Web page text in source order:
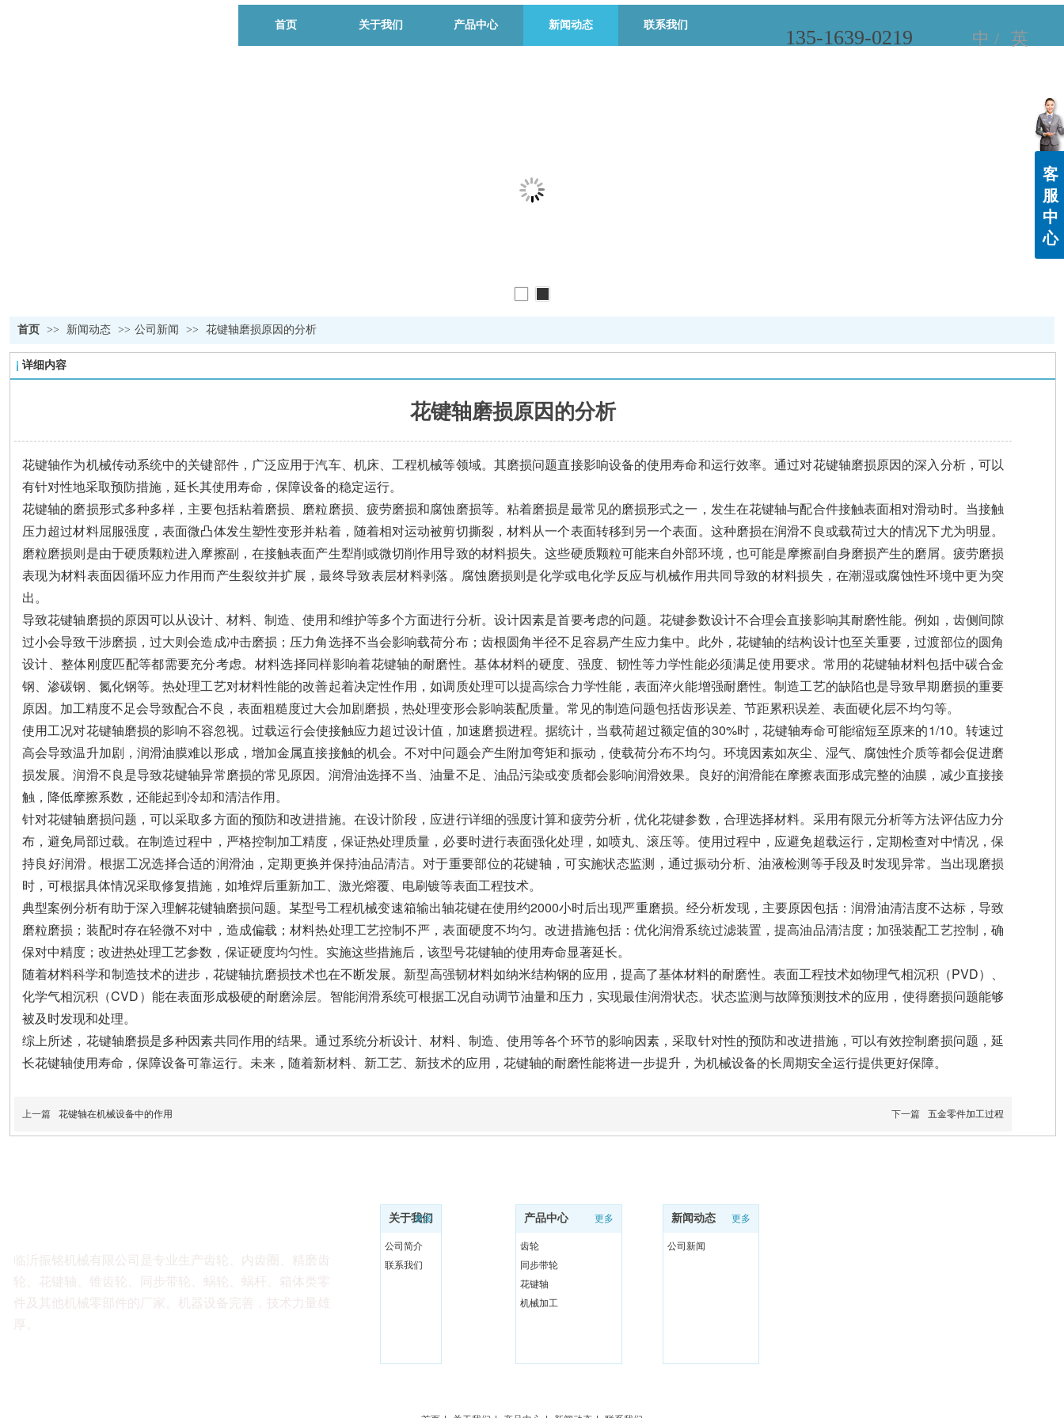
中 / 英
135-1639-0219
首页 关于我们 产品中心 新闻动态 联系我们
首页 >> 新闻动态 >> 公司新闻 >> 花键轴磨损原因的分析
详细内容
花键轴磨损原因的分析
花键轴作为机械传动系统中的关键部件，广泛应用于汽车、机床、工程机械等领域。其磨损问题直接影响设备的使用寿命和运行效率。通过对花键轴磨损原因的深入分析，可以
有针对性地采取预防措施，延长其使用寿命，保障设备的稳定运行。
花键轴的磨损形式多种多样，主要包括粘着磨损、磨粒磨损、疲劳磨损和腐蚀磨损等。粘着磨损是最常见的磨损形式之一，发生在花键轴与配合件接触表面相对滑动时。当接触
压力超过材料屈服强度，表面微凸体发生塑性变形并粘着，随着相对运动被剪切撕裂，材料从一个表面转移到另一个表面。这种磨损在润滑不良或载荷过大的情况下尤为明显。
磨粒磨损则是由于硬质颗粒进入摩擦副，在接触表面产生犁削或微切削作用导致的材料损失。这些硬质颗粒可能来自外部环境，也可能是摩擦副自身磨损产生的磨屑。疲劳磨损
表现为材料表面因循环应力作用而产生裂纹并扩展，最终导致表层材料剥落。腐蚀磨损则是化学或电化学反应与机械作用共同导致的材料损失，在潮湿或腐蚀性环境中更为突
出。
导致花键轴磨损的原因可以从设计、材料、制造、使用和维护等多个方面进行分析。设计因素是首要考虑的问题。花键参数设计不合理会直接影响其耐磨性能。例如，齿侧间隙
过小会导致干涉磨损，过大则会造成冲击磨损；压力角选择不当会影响载荷分布；齿根圆角半径不足容易产生应力集中。此外，花键轴的结构设计也至关重要，过渡部位的圆角
设计、整体刚度匹配等都需要充分考虑。材料选择同样影响着花键轴的耐磨性。基体材料的硬度、强度、韧性等力学性能必须满足使用要求。常用的花键轴材料包括中碳合金
钢、渗碳钢、氮化钢等。热处理工艺对材料性能的改善起着决定性作用，如调质处理可以提高综合力学性能，表面淬火能增强耐磨性。制造工艺的缺陷也是导致早期磨损的重要
原因。加工精度不足会导致配合不良，表面粗糙度过大会加剧磨损，热处理变形会影响装配质量。常见的制造问题包括齿形误差、节距累积误差、表面硬化层不均匀等。
使用工况对花键轴磨损的影响不容忽视。过载运行会使接触应力超过设计值，加速磨损进程。据统计，当载荷超过额定值的30%时，花键轴寿命可能缩短至原来的1/10。转速过
高会导致温升加剧，润滑油膜难以形成，增加金属直接接触的机会。不对中问题会产生附加弯矩和振动，使载荷分布不均匀。环境因素如灰尘、湿气、腐蚀性介质等都会促进磨
损发展。润滑不良是导致花键轴异常磨损的常见原因。润滑油选择不当、油量不足、油品污染或变质都会影响润滑效果。良好的润滑能在摩擦表面形成完整的油膜，减少直接接
触，降低摩擦系数，还能起到冷却和清洁作用。
针对花键轴磨损问题，可以采取多方面的预防和改进措施。在设计阶段，应进行详细的强度计算和疲劳分析，优化花键参数，合理选择材料。采用有限元分析等方法评估应力分
布，避免局部过载。在制造过程中，严格控制加工精度，保证热处理质量，必要时进行表面强化处理，如喷丸、滚压等。使用过程中，应避免超载运行，定期检查对中情况，保
持良好润滑。根据工况选择合适的润滑油，定期更换并保持油品清洁。对于重要部位的花键轴，可实施状态监测，通过振动分析、油液检测等手段及时发现异常。当出现磨损
时，可根据具体情况采取修复措施，如堆焊后重新加工、激光熔覆、电刷镀等表面工程技术。
典型案例分析有助于深入理解花键轴磨损问题。某型号工程机械变速箱输出轴花键在使用约2000小时后出现严重磨损。经分析发现，主要原因包括：润滑油清洁度不达标，导致
磨粒磨损；装配时存在轻微不对中，造成偏载；材料热处理工艺控制不严，表面硬度不均匀。改进措施包括：优化润滑系统过滤装置，提高油品清洁度；加强装配工艺控制，确
保对中精度；改进热处理工艺参数，保证硬度均匀性。实施这些措施后，该型号花键轴的使用寿命显著延长。
随着材料科学和制造技术的进步，花键轴抗磨损技术也在不断发展。新型高强韧材料如纳米结构钢的应用，提高了基体材料的耐磨性。表面工程技术如物理气相沉积（PVD）、
化学气相沉积（CVD）能在表面形成极硬的耐磨涂层。智能润滑系统可根据工况自动调节油量和压力，实现最佳润滑状态。状态监测与故障预测技术的应用，使得磨损问题能够
被及时发现和处理。
综上所述，花键轴磨损是多种因素共同作用的结果。通过系统分析设计、材料、制造、使用等各个环节的影响因素，采取针对性的预防和改进措施，可以有效控制磨损问题，延
长花键轴使用寿命，保障设备可靠运行。未来，随着新材料、新工艺、新技术的应用，花键轴的耐磨性能将进一步提升，为机械设备的长周期安全运行提供更好保障。
上一篇 花键轴在机械设备中的作用 下一篇 五金零件加工过程
产品中心 更多
齿轮
同步带轮
花键轴
机械加工
新闻动态 更多
公司新闻
关于我们
更多
公司简介
联系我们
临沂振铭机械有限公司是专业生产齿轮、内齿圈、精磨齿
轮、花键轴、锥齿轮、同步带轮、蜗轮、蜗杆、箱体类零
件及其他机械零部件的厂家。机器设备完善，技术力量雄
客
服
中
心